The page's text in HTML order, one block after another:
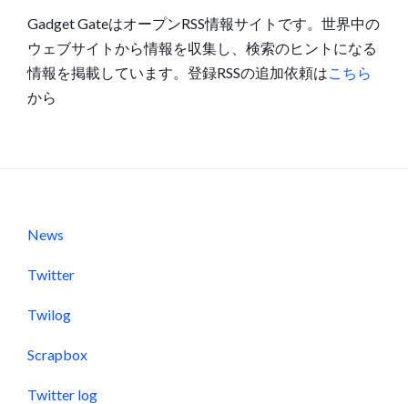
Gadget GateはオープンRSS情報サイトです。世界中の
ウェブサイトから情報を収集し、検索のヒントになる
情報を掲載しています。登録RSSの追加依頼は こちら
から
News
Twitter
Twilog
Scrapbox
Twitter log